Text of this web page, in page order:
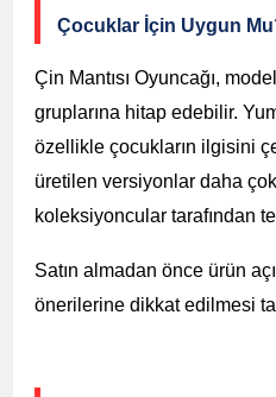
Çocuklar İçin Uygun
Çin Mantısı Oyuncağı,
gruplarına hitap edebilir.
özellikle çocukların ilgisini
üretilen versiyonlar daha
koleksiyoncular tarafından
Satın almadan önce ürün
önerilerine dikkat edilmesi